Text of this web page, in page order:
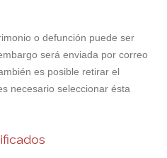
o defunción puede ser
será enviada por correo
es posible retirar el
necesario seleccionar ésta